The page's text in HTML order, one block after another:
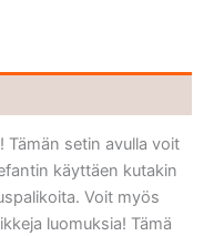
Tämän setin avulla voit
käyttäen kutakin
Voit myös
luomuksia! Tämä